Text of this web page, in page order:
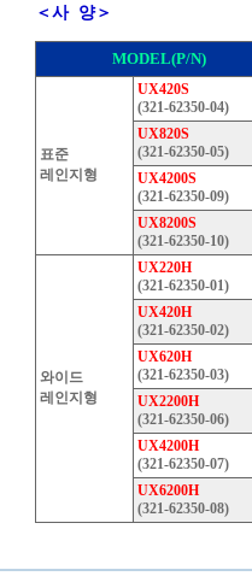
＜사 양＞
MODEL(P/N)
표준
레인지형
UX420S
(321-62350-04)
UX820S
(321-62350-05)
UX4200S
(321-62350-09)
UX8200S
(321-62350-10)
와이드
레인지형
UX220H
(321-62350-01)
UX420H
(321-62350-02)
UX620H
(321-62350-03)
UX2200H
(321-62350-06)
UX4200H
(321-62350-07)
UX6200H
(321-62350-08)